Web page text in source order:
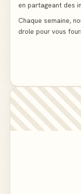
Le
en partageant des
Chaque semaine,
drole pour vous